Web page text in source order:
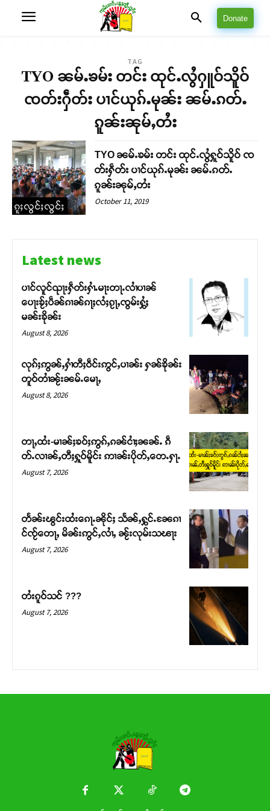
Support SHAN
တႃႇႁႂ်ႈသဵင်ၵၢင်ၸႂ်ၵူၼ်းမိူင်း ၵူႈတီႈၵူႈလႅၼ်ပေႃးတေၸွ
ဝ်ႇၽူႈတွႆႇႁွၵ်ႈ လႆႈယူႇၶႃႈဢေႃႈ။
Donate
TAG
TYO ၼမ်ႉၶမ်း တင်း ထုင်ႉလွႆႁူဝ်သိူဝ်
ၸတ်းႁဵတ်း ပၢင်ယုၵ်ႉမုၼ်း ၼမ်ႉၵတ်ႉ
ၵူၼ်းၼုမ်ႇတႆး
ၵူႈလွင်ႈလွင်ႈ
TYO ၼမ်ႉၶမ်း တင်း ထုင်ႉလွႆႁူဝ်သိူဝ် ၸ
တ်းႁဵတ်း ပၢင်ယုၵ်ႉမုၼ်း ၼမ်ႉၵတ်ႉ
ၵူၼ်းၼုမ်ႇတႆး
October 11, 2019
Latest news
ပၢင်လူင်ၺႃးႁဵတ်းႁၢႆႉမႃးတႃႉလၢႆပၢၼ် ​​
ပေႃးၶႂ်ႈပဵၼ်ၵၢၼ်ၵႃႈလႆႈၵႂႃႇၸွမ်းႁွႆႈ
မၼ်းၶိုၼ်း
August 8, 2026
လုၵ်ႈဢွၼ်ႇႁၢႆတီႈဝဵင်းဢွင်ႇပၢၼ်း ႁၼ်ၶိုၼ်း
တူဝ်တၢႆၼႂ်းၼမ်ႉမေႃႇ
August 8, 2026
တႃႇထႆး-မၢၼ်ႈၶဝ်ႈဢွၵ်ႇၵၼ်ငၢႆႈၼၼ်ႉ ၵဵ
တ်ႉလၢၼ်ႇတီႈႁူဝ်မိူင်း ဢၢၼ်းပိုတ်ႇတေႉႁႃႉ
August 7, 2026
တႅၼ်းၽွင်းထႆးၵေႃႉၼိုင်ႈ သႅၼ်ႇႁွင်ႉၼႄၵၢ
င်ၸႂ်တေႃႇ မိၼ်းဢွင်ႇလၢႆႇ ၼႂ်းလုမ်းသၽႃး
August 7, 2026
တႆးၵူဝ်သင် ???
August 7, 2026